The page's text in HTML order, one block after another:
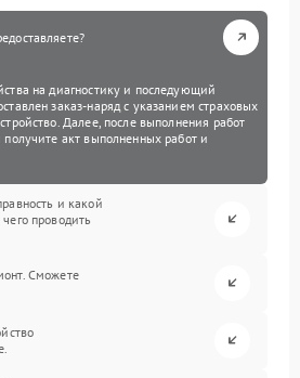
на диагностику и последующий
заказ-наряд с указанием страховых
Далее, после выполнения работ
акт выполненных работ и
и какой
проводить
Сможете